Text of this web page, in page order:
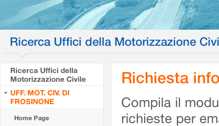
Ricerca Uffici della Motorizzazione
Ricerca Uffici della
Motorizzazione Civile
UFF. MOT. CIV. DI
FROSINONE
Home Page
Richiesta
Compila il
richieste per